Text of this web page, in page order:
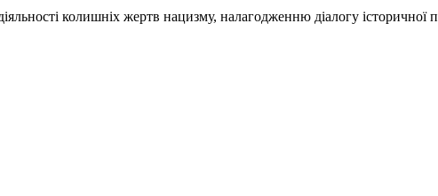
колишніх жертв нацизму, налагодженню діалогу